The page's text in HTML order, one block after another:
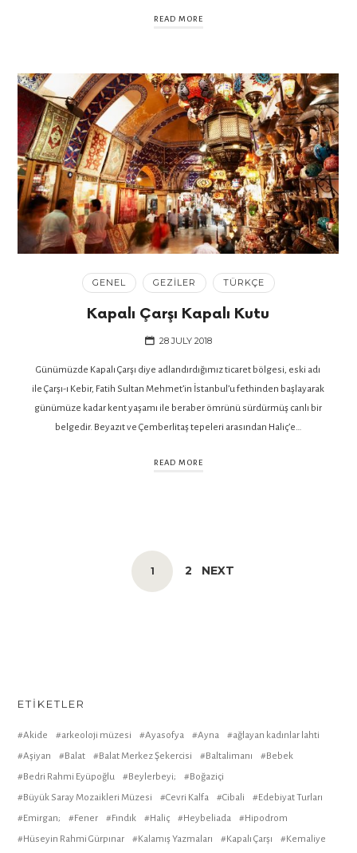
READ MORE
GENEL GEZILER TÜRKÇE
Kapalı Çarşı Kapalı Kutu
28 JULY 2018
Günümüzde Kapalı Çarşı diye adlandırdığımız ticaret bölgesi, eski adı
ile Çarşı-ı Kebir, Fatih Sultan Mehmet’in İstanbul’u fethinden başlayarak
günümüze kadar kent yaşamı ile beraber ömrünü sürdürmüş canlı bir
belgedir. Beyazıt ve Çemberlitaş tepeleri arasından Haliç’e…
READ MORE
PAGE
1 PAGE
2 NEXT
ETIKETLER
Akide arkeoloji müzesi Ayasofya Ayna
ağlayan kadınlar lahti
Aşiyan
Balat Balat Merkez Şekercisi Baltalimanı
Bebek
Bedri Rahmi Eyüpoğlu
Beylerbeyi;
Boğaziçi
Büyük Saray Mozaikleri Müzesi
Cevri Kalfa Cibali
Edebiyat Turları
Emirgan;
Fener Fındık Haliç Heybeliada
Hipodrom
Hüseyin Rahmi Gürpınar
Kalamış Yazmaları Kapalı Çarşı Kemaliye